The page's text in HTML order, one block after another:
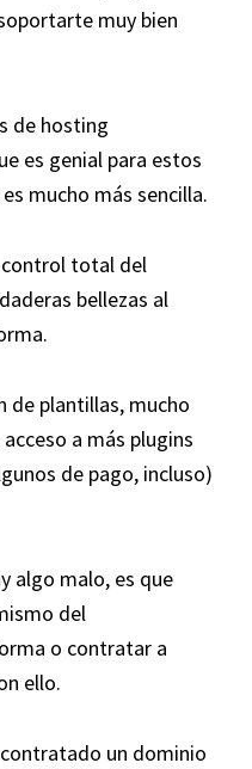
muy bien
de hosting
es genial para estos
mucho más sencilla.
control total del
bellezas al
de plantillas, mucho
a más plugins
de pago, incluso)
algo malo, es que
del
o contratar a
ello.
un dominio